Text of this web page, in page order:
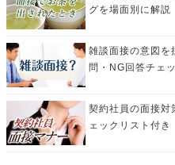
グを場面別に解説
雑談面接の意図を
問・NG回答チェ
契約社員の面接対
ェックリスト付き